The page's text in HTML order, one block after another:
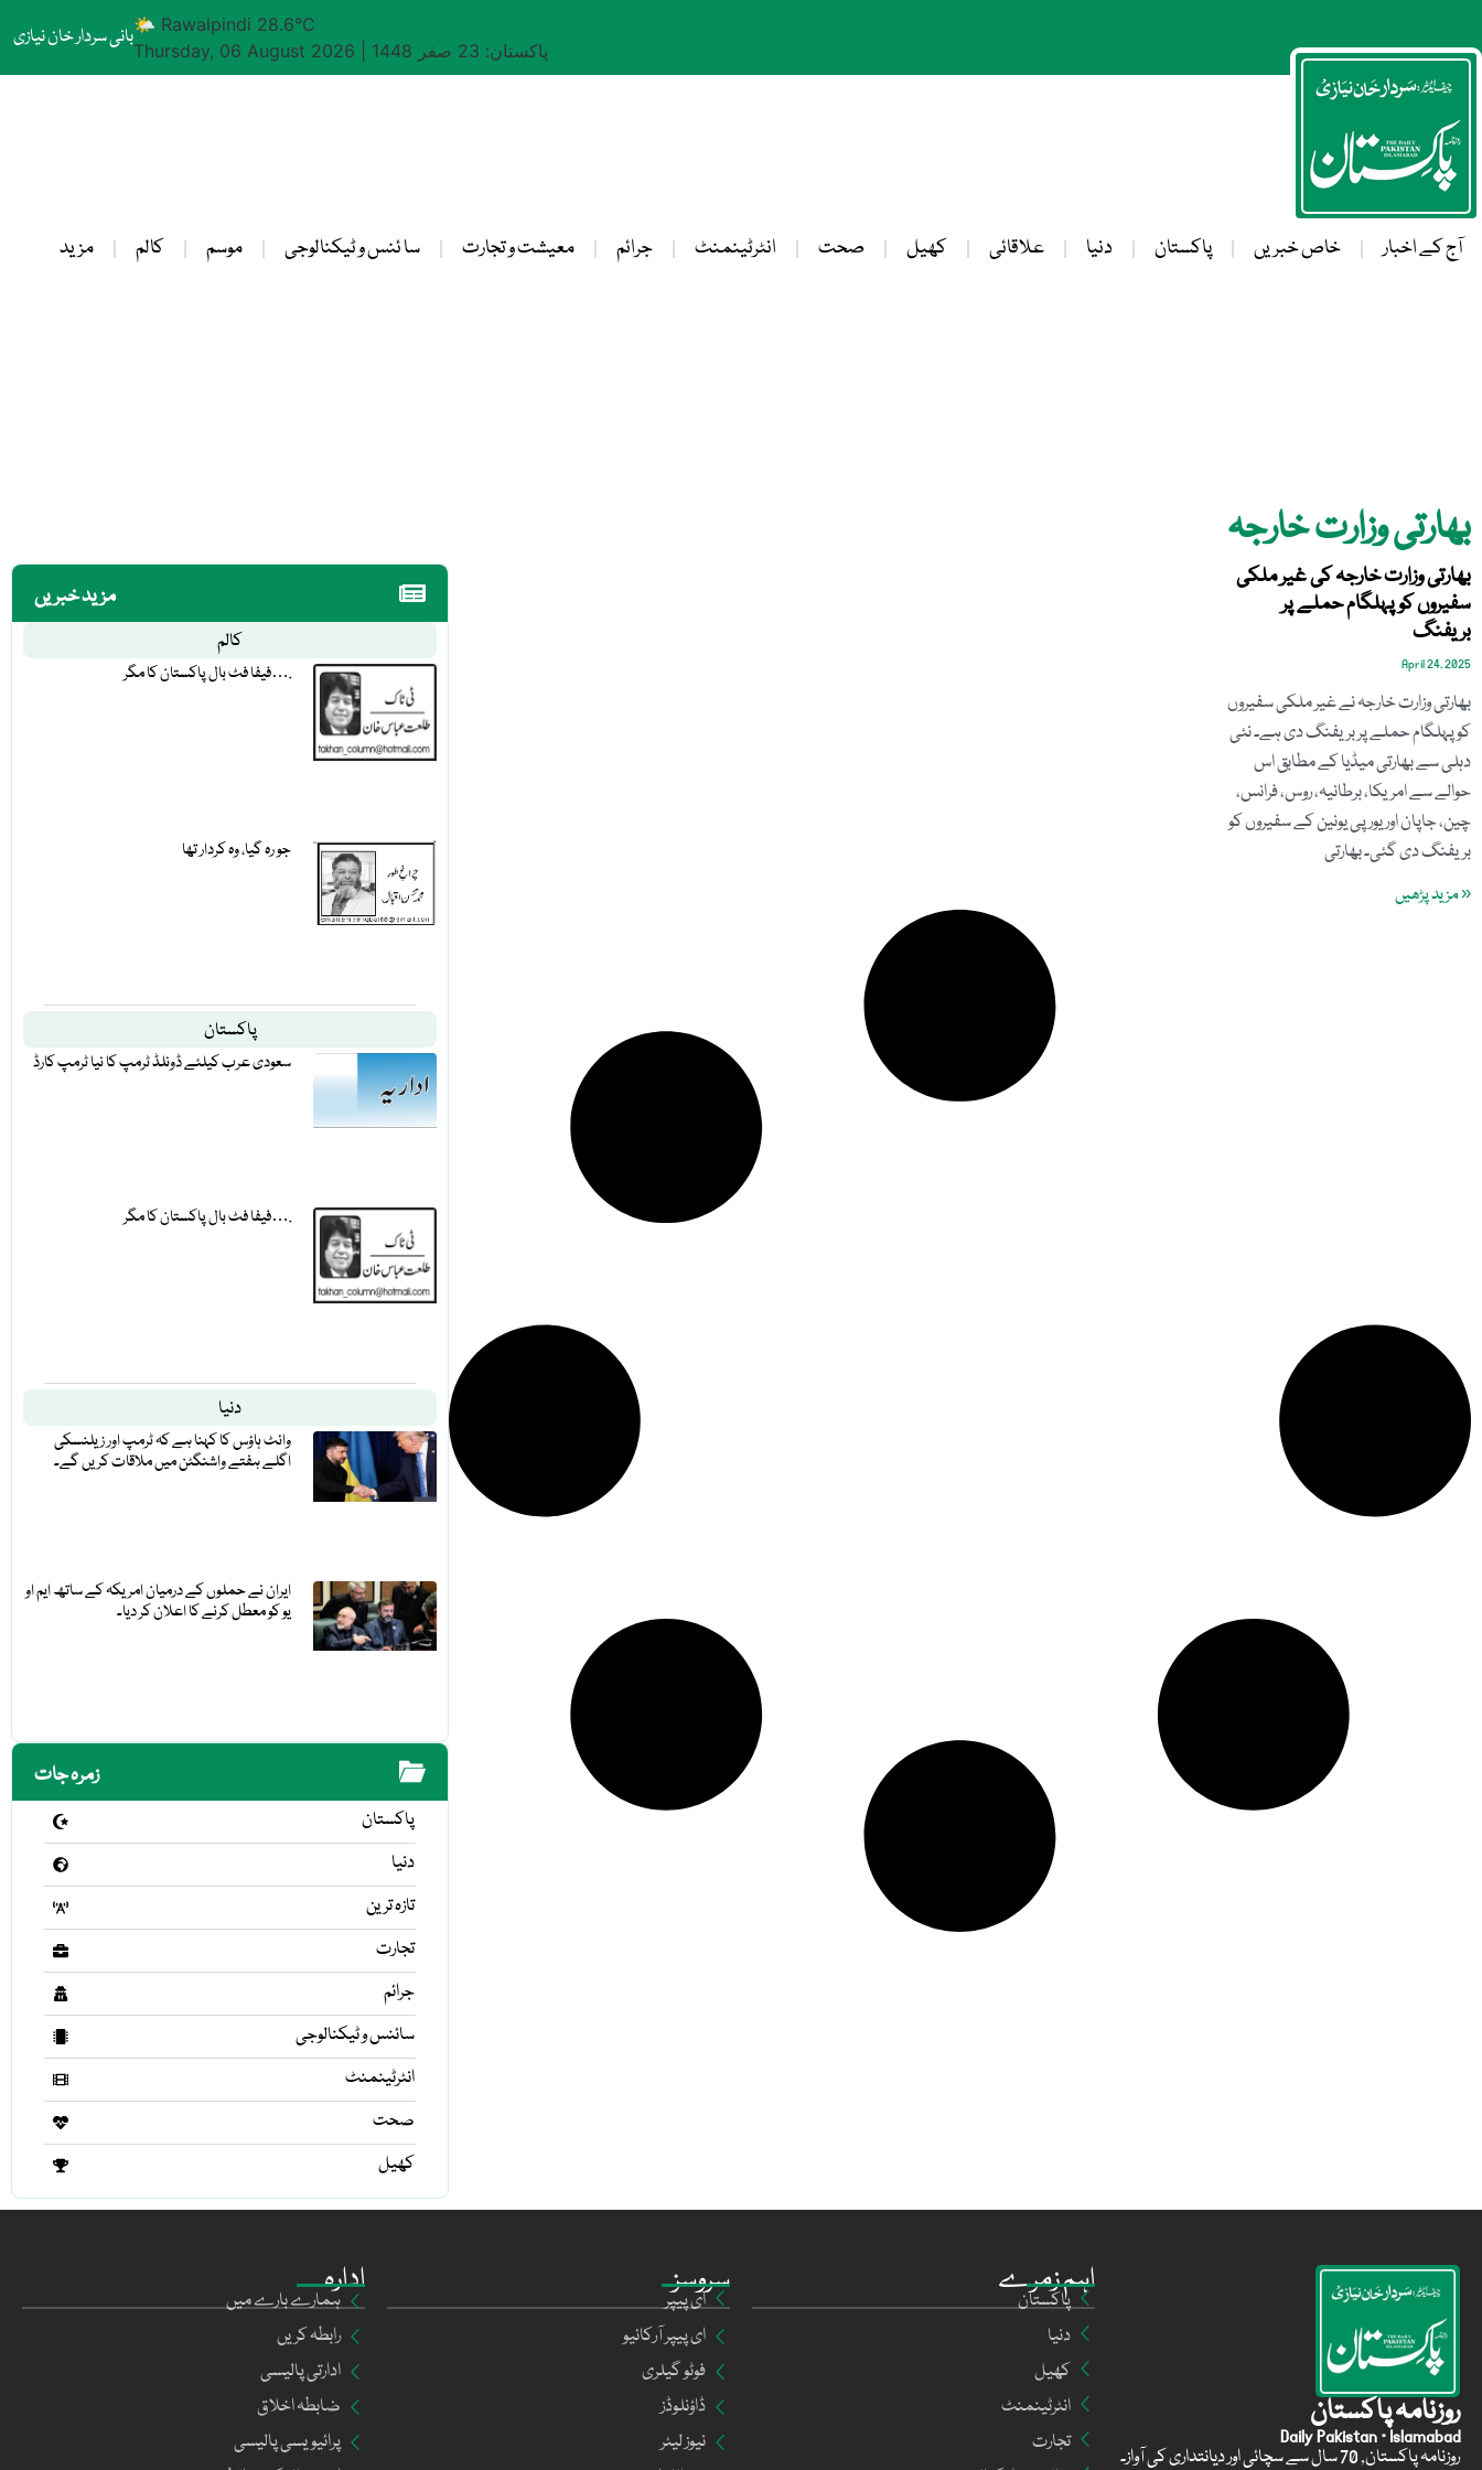
بانی سردار خان نیازی🌤 Rawalpindi 28.6°C
Thursday, 06 August 2026
پاکستان: 23 صفر 1448
آج کے اخبار خاص خبریں پاکستان دنیا علاقائی کھیل صحت انٹرٹینمنٹ جرائم معیشت و تجارت سا ئنس و ٹیکنالوجی موسم کالم مزید
بھارتی وزارت خارجہ
مزید خبریں
کالم
فیفا فٹ بال پاکستان کا مگر….
جو رہ گیا، وہ کردار تھا
پاکستان
سعودی عرب کیلئے ڈونلڈ ٹرمپ کا نیا ٹرمپ کارڈ
فیفا فٹ بال پاکستان کا مگر….
دنیا
وائٹ ہاؤس کا کہنا ہے کہ ٹرمپ اور زیلنسکی
اگلے ہفتے واشنگٹن میں ملاقات کریں گے۔
ایران نے حملوں کے درمیان امریکہ کے ساتھ ایم او
یو کو معطل کرنے کا اعلان کر دیا۔
زمرہ جات
پاکستان
دنیا
تازہ ترین
تجارت
جرائم
سائنس و ٹیکنالوجی
انٹرٹینمنٹ
صحت
کھیل
بھارتی وزارت خارجہ کی غیر ملکی
سفیروں کو پہلگام حملے پر
بریفنگ
April 24, 2025
بھارتی وزارت خارجہ نے غیر ملکی سفیروں
کو پہلگام حملے پر بریفنگ دی ہے۔ نئی
دہلی سے بھارتی میڈیا کے مطابق اس
حوالے سے امریکا، برطانیہ، روس، فرانس،
چین، جاپان اور یورپی یونین کے سفیروں کو
بریفنگ دی گئی۔ بھارتی
« مزید پڑھیں
ادارہ
ہمارے بارے میں
رابطہ کریں
ادارتی پالیسی
ضابطہ اخلاق
پرائیویسی پالیسی
سروسز
ای پیپر
ای پیپر آرکائیو
فوٹو گیلری
ڈاؤنلوڈز
نیوز لیٹر
اہم زمرے
پاکستان
دنیا
کھیل
انٹرٹینمنٹ
تجارت
روزنامہ پاکستان
Daily Pakistan · Islamabad
روزنامہ پاکستان, 70 سال سے سچائی اور دیانتداری کی آواز۔